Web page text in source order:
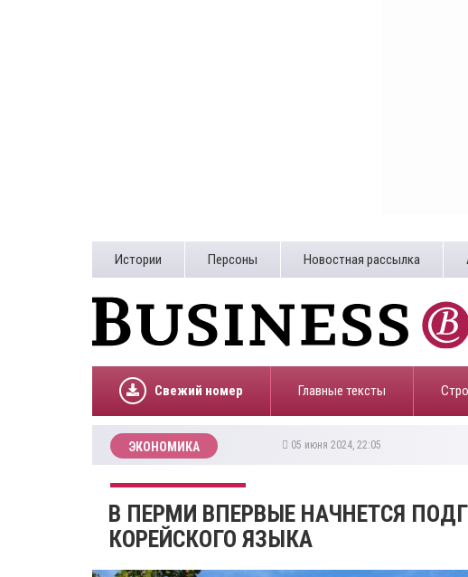
Истории Персоны Новостная рассылка
Свежий номер Главные тексты
ЭКОНОМИКА 05 июня 2024, 22:05
​В ПЕРМИ ВПЕРВЫЕ НАЧНЕТСЯ
КОРЕЙСКОГО ЯЗЫКА